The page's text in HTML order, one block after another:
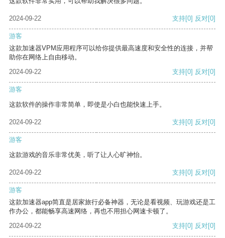
2024-09-22 支持[0] 反对[0]
游客
这款加速器VPM应用程序可以给你提供最高速度和安全性的连接，并帮
助你在网络上自由移动。
2024-09-22
支持[0] 反对[0]
游客
这款软件的操作非常简单，即使是小白也能快速上手。
2024-09-22 支持[0] 反对[0]
游客
这款游戏的音乐非常优美，听了让人心旷神怡。
2024-09-22 支持[0] 反对[0]
游客
这款加速器app简直是居家旅行必备神器，无论是看视频、玩游戏还是工
作办公，都能畅享高速网络，再也不用担心网速卡顿了。
2024-09-22
支持[0] 反对[0]